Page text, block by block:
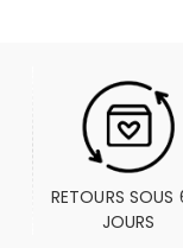
RETOURS SOUS
JOURS